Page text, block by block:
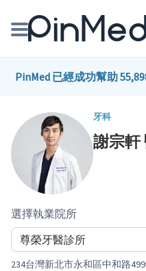
線上預約醫師、院所
醫師專欄專訪
健康主題館
PinMed 已經成功幫助
牙科
謝宗軒
選擇執業院所
234台灣新北市永和區中和路